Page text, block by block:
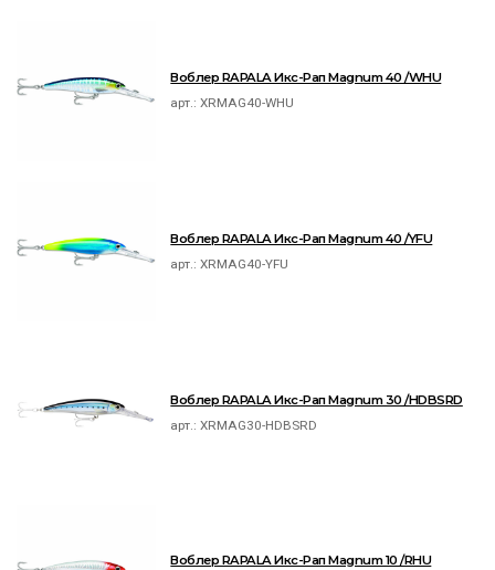
Воблер RAPALA Икс-Рап Magnum 40 /WHU
арт.:XRMAG40-WHU
Воблер RAPALA Икс-Рап Magnum 40 /YFU
арт.:XRMAG40-YFU
Воблер RAPALA Икс-Рап Magnum 30 /HDBSRD
арт.:XRMAG30-HDBSRD
Воблер RAPALA Икс-Рап Magnum 10 /RHU